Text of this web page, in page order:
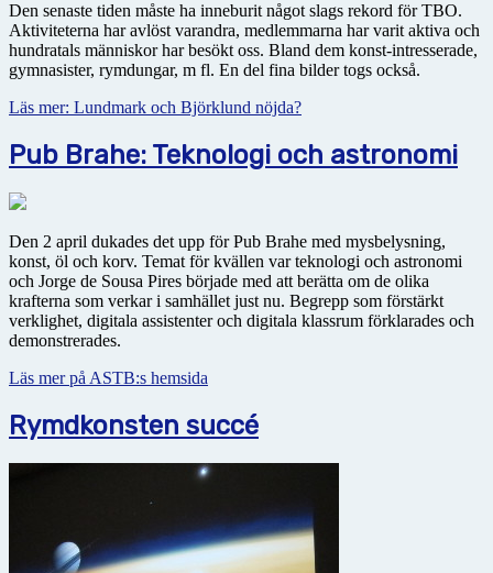
Den senaste tiden måste ha inneburit något slags rekord för TBO.
Aktiviteterna har avlöst varandra, medlemmarna har varit aktiva och
hundratals människor har besökt oss. Bland dem konst-intresserade,
gymnasister, rymdungar, m fl. En del fina bilder togs också.
Läs mer: Lundmark och Björklund nöjda?
Pub Brahe: Teknologi och astronomi
Den 2 april dukades det upp för Pub Brahe med mysbelysning,
konst, öl och korv. Temat för kvällen var teknologi och astronomi
och Jorge de Sousa Pires började med att berätta om de olika
krafterna som verkar i samhället just nu. Begrepp som förstärkt
verklighet, digitala assistenter och digitala klassrum förklarades och
demonstrerades.
Läs mer på ASTB:s hemsida
Rymdkonsten succé